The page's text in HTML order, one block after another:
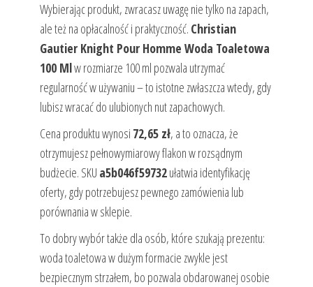
Wybierając produkt, zwracasz uwagę nie tylko na zapach,
ale też na opłacalność i praktyczność. Christian
Gautier Knight Pour Homme Woda Toaletowa
100 Mlw rozmiarze 100 ml pozwala utrzymać
regularność w używaniu – to istotne zwłaszcza wtedy, gdy
lubisz wracać do ulubionych nut zapachowych.
Cena produktu wynosi 72,65 zł, a to oznacza, że
otrzymujesz pełnowymiarowy flakon w rozsądnym
budżecie. SKU a5b046f59732ułatwia identyfikację
oferty, gdy potrzebujesz pewnego zamówienia lub
porównania w sklepie.
To dobry wybór także dla osób, które szukają prezentu:
woda toaletowa w dużym formacie zwykle jest
bezpiecznym strzałem, bo pozwala obdarowanej osobie